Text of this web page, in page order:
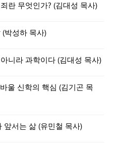
란 무엇인가? (김대성 목사)
박성하 목사)
니라 과학이다 (김대성 목사)
울 신학의 핵심 (김기곤 목
앞서는 삶 (유민철 목사)